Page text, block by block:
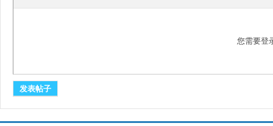
您需要登
发表帖子